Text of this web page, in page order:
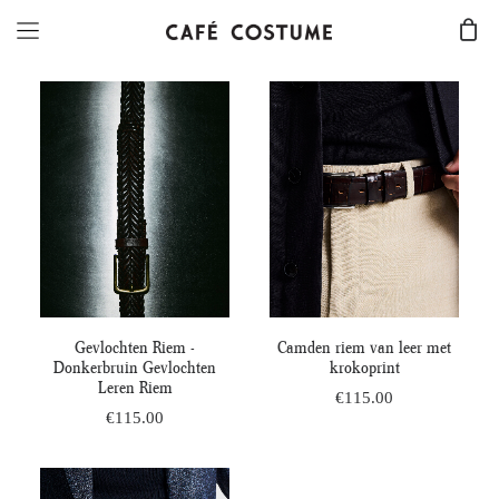
OPTIES SELECTEREN
product
heeft
variaties.
optie
Gevlochten Riem -
Donkerbruin Gevlochten
Leren Riem
€115.00
OPTIES SELECTEREN
product
meerdere
Camden riem van leer met
krokoprint
€115.00